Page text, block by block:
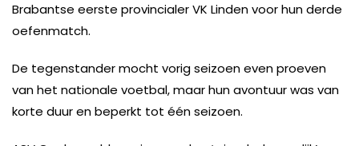
Brabantse eerste provincialer VK Linden voor hun derde
oefenmatch.
De tegenstander mocht vorig seizoen even proeven
van het nationale voetbal, maar hun avontuur was van
korte duur en beperkt tot één seizoen.